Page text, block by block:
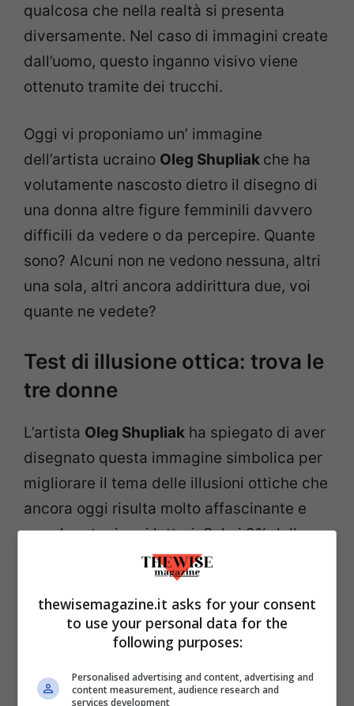
qualcosa che nella realtà si presenta
diversamente. Nel caso di immagini create
dall’uomo, questo inganno visivo viene
ottenuto tramite dei trucchi.
Oggi vi proponiamo un’ immagine
dell’artista ucraino Oleg Shupliak che ha
volutamente nascosto dietro il disegno di
una donna altre figure femminili davvero
difficili da vedere o da percepire. Quante
sono? Alcuni non ne vedono nessuna, altri
una sola, altri ancora addirittura due, voi
quante ne vedete?
Test di illusione ottica: trova le
tre donne
L’artista Oleg Shupliak ha spiegato di aver
disegnato questa immagine simbolica per
migliorare il tema delle illusioni ottiche che
ancora oggi risulta molto affascinante e
popolare tra i vari lettori. Solo i 2% della
popolazione ha riconosciuto il numero
esatto di donne nell’immagine.
thewisemagazine.it asks for your consent
to use your personal data for the
following purposes:
Personalised advertising and content, advertising and
content measurement, audience research and
services development